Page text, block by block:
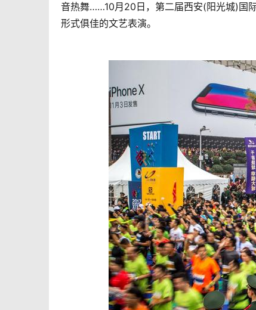
音热舞……10月20日，第二届西安(阳光城)国
形式俱佳的文艺表演。